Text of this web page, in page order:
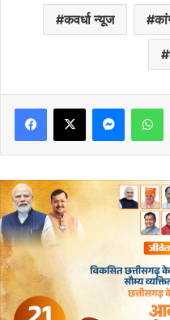
कवर्धा न्यूज